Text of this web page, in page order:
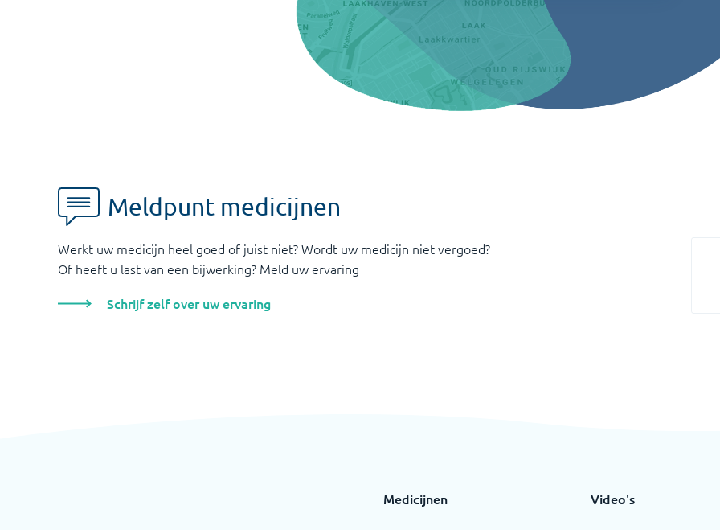
Meldpunt medicijnen
Werkt uw medicijn heel goed of juist niet? Wordt uw medicijn niet vergoed?
Of heeft u last van een bijwerking? Meld uw ervaring
Schrijf zelf over uw ervaring
Medicijnen Video's